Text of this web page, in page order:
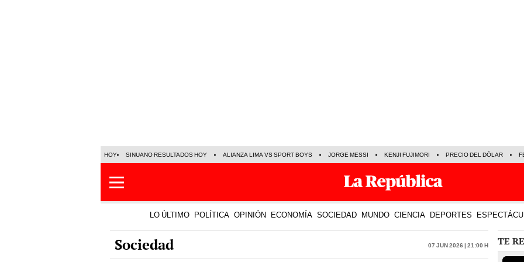
HOY SINUANO RESULTADOS HOY ALIANZA LIMA VS SPORT BOYS JORGE MESSI KENJI FUJIMORI PRECIO DEL DÓLAR
LO ÚLTIMO POLÍTICA OPINIÓN ECONOMÍA SOCIEDAD MUNDO CIENCIA DEPORTES
Sociedad 07 Jun 2026 | 21:00 h TE